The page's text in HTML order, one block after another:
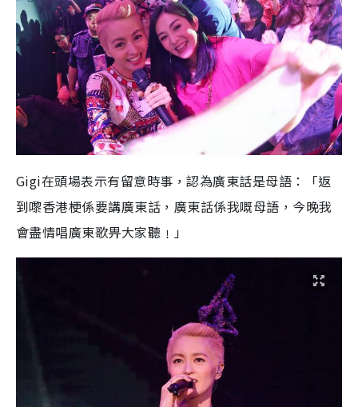
Gigi在頭場表示有留意時事，認為廣東話是母語：「返
到嚟香港梗係要講廣東話，廣東話係我嘅母語，今晚我
會盡情唱廣東歌畀大家聽﹗」